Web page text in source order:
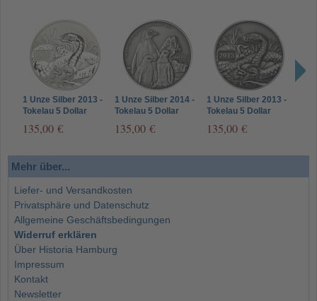
1 Unze Silber 2013 -
Tokelau 5 Dollar
Schlange – Reverse
135,00 €
1 Unze Silber 2014 -
Tokelau 5 Dollar
Pacific Silver Ounce
135,00 €
1 Unze Silber 2013 -
Tokelau 5 Dollar
Schlange
135,00 €
Mehr über...
Liefer- und Versandkosten
Privatsphäre und Datenschutz
Allgemeine Geschäftsbedingungen
Widerruf erklären
Über Historia Hamburg
Impressum
Kontakt
Newsletter